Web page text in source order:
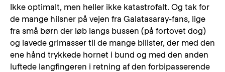
Ikke optimalt, men heller ikke katastrofalt. Og tak for
de mange hilsner på vejen fra Galatasaray-fans, lige
fra små børn der løb langs bussen (på fortovet dog)
og lavede grimasser til de mange bilister, der med den
ene hånd trykkede hornet i bund og med den anden
luftede langfingeren i retning af den forbipasserende